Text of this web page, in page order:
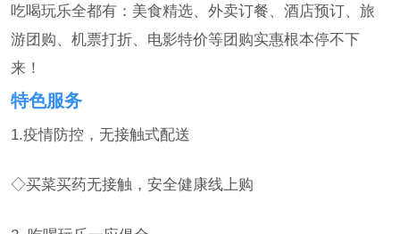
吃喝玩乐全都有：美食精选、外卖订餐、酒店预订、旅
游团购、机票打折、电影特价等团购实惠根本停不下
来！
特色服务
1.疫情防控，无接触式配送
◇买菜买药无接触，安全健康线上购